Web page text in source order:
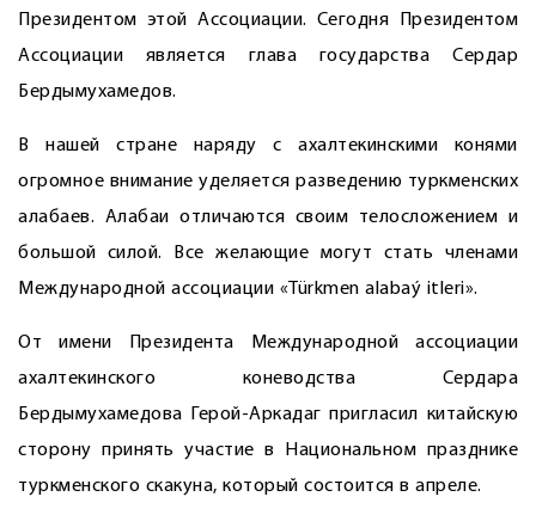
Президентом этой Ассоциации. Сегодня Президентом
Ассоциации является глава государства Сердар
Бердымухамедов.
В нашей стране наряду с ахалтекинскими конями
огромное внимание уделяется разведению туркменских
алабаев. Алабаи отличаются своим телосложением и
большой силой. Все желающие могут стать членами
Международной ассоциации «Türkmen alabaý itleri».
От имени Президента Международной ассоциации
ахалтекинского коневодства Сердара
Бердымухамедова Герой-Аркадаг пригласил китайскую
сторону принять участие в Национальном празднике
туркменского скакуна, который состоится в апреле.